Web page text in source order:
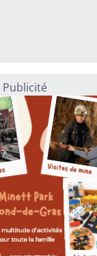
Publicité